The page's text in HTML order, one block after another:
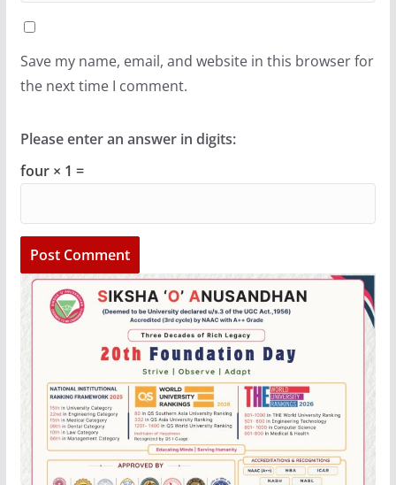
Save my name, email, and website in this browser for
the next time I comment.
Please enter an answer in digits:
four × 1 =